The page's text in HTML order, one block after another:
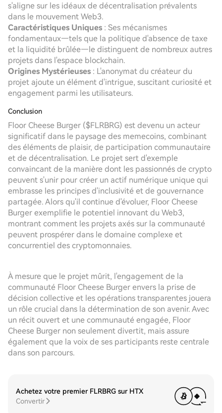
s'aligne sur les idéaux de décentralisation prévalents
dans le mouvement Web3.
Caractéristiques Uniques : Ses mécanismes
fondamentaux—tels que la politique d'absence de taxe
et la liquidité brûlée—le distinguent de nombreux autres
projets dans l'espace blockchain.
Origines Mystérieuses : L'anonymat du créateur du
projet ajoute un élément d'intrigue, suscitant curiosité et
engagement parmi les utilisateurs.
Conclusion
Floor Cheese Burger ($FLRBRG) est devenu un acteur
significatif dans le paysage des memecoins, combinant
des éléments de plaisir, de participation communautaire
et de décentralisation. Le projet sert d'exemple
convaincant de la manière dont les passionnés de crypto
peuvent s'unir pour créer un actif numérique unique qui
embrasse les principes d'inclusivité et de gouvernance
partagée. Alors qu'il continue d'évoluer, Floor Cheese
Burger exemplifie le potentiel innovant du Web3,
montrant comment les projets axés sur la communauté
peuvent prospérer dans le domaine complexe et
concurrentiel des cryptomonnaies.
À mesure que le projet mûrit, l'engagement de la
communauté Floor Cheese Burger envers la prise de
décision collective et les opérations transparentes jouera
un rôle crucial dans la détermination de son avenir. Avec
un récit ouvert et une communauté engagée, Floor
Cheese Burger non seulement divertit, mais assure
également que la voix de ses participants reste centrale
dans son parcours.
Achetez votre premier FLRBRG sur HTX
Convertir